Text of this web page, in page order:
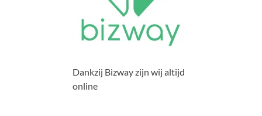
Dankzij Bizway zijn wij altijd
online